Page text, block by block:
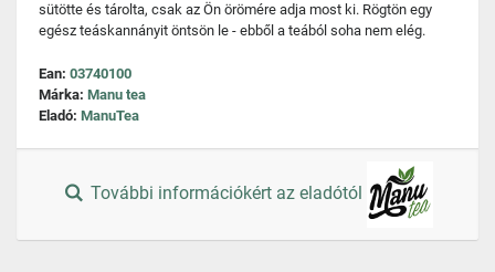
sütötte és tárolta, csak az Ön örömére adja most ki. Rögtön egy
egész teáskannányit öntsön le - ebből a teából soha nem elég.
Ean: 03740100
Márka: Manu tea
Eladó: ManuTea
További információkért az eladótól